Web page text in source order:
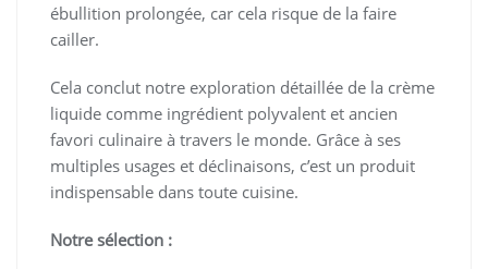
ébullition prolongée, car cela risque de la faire
cailler.
Cela conclut notre exploration détaillée de la crème
liquide comme ingrédient polyvalent et ancien
favori culinaire à travers le monde. Grâce à ses
multiples usages et déclinaisons, c’est un produit
indispensable dans toute cuisine.
Notre sélection :